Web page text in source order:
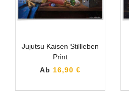
Jujutsu Kaisen Stillleben
Print
Ab 16,90 €